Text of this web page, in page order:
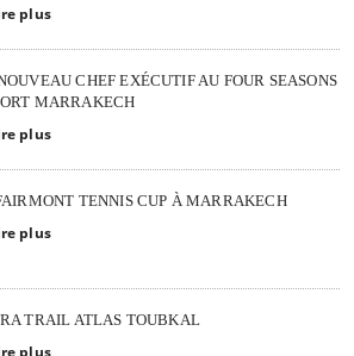
plus
CHEF EXÉCUTIF AU FOUR SEASONS
MARRAKECH
plus
TENNIS CUP À MARRAKECH
plus
TRAIL ATLAS TOUBKAL
plus